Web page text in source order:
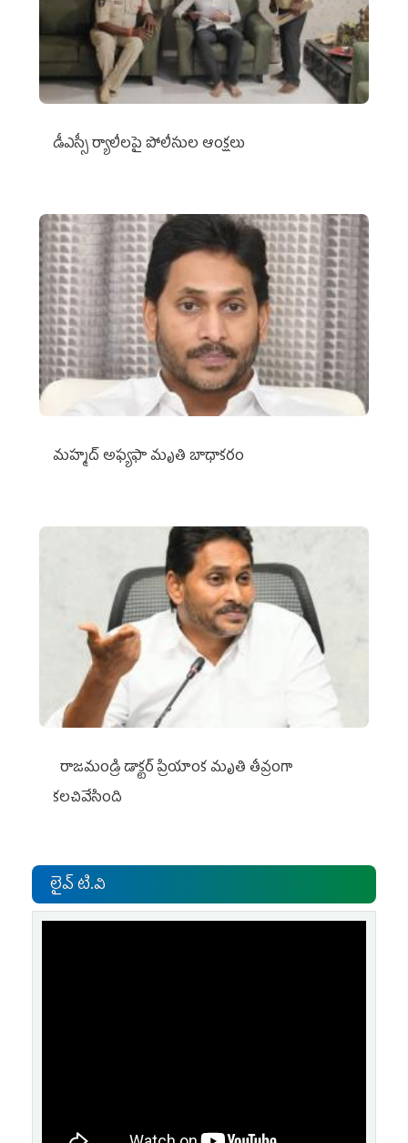
డీఎస్సీ ర్యాలీలపై పోలీసుల ఆంక్షలు
మహ్మద్‌ అఫ్యఫా మృతి బాధాకరం
రాజమండ్రి డాక్టర్‌ ప్రియాంక మృతి తీవ్రంగా
కలచివేసింది
లైవ్ టి.వి